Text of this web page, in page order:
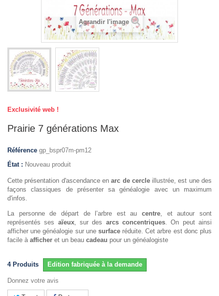
Agrandir l'image
Exclusivité web !
Prairie 7 générations Max
Référence gp_bspr07m-pm12
État : Nouveau produit
Cette présentation d'ascendance enarc de cercleillustrée, est une des
façons classiques de présenter sa généalogie avec un maximum
d'infos.
La personne de départ de l’arbre est aucentre, et autour sont
représentés ses aïeux, sur des arcs concentriques. On peut ainsi
afficher une généalogie sur une surfaceréduite. Cet arbre est donc plus
facile à afficher et un beau cadeau pour un généalogiste
4 Produits Edition fabriquée à la demande
Donnez votre avis